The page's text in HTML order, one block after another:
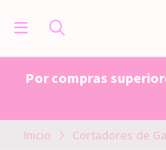
Por compras
Inicio Cortadores de